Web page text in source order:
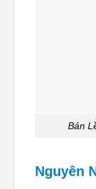
Bản
Nguyên